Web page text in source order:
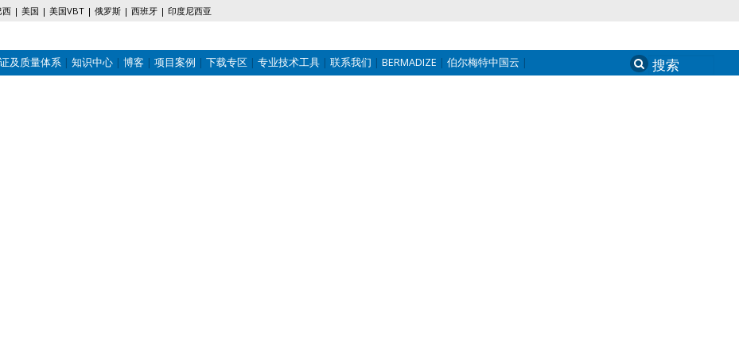
西 美国 美国VBT 俄罗斯 西班牙 印度尼西亚
及质量体系 知识中心 博客 项目案例 下载专区 专业技术工具 联系我们 BERMADIZE 伯尔梅特中国云 Search
for: